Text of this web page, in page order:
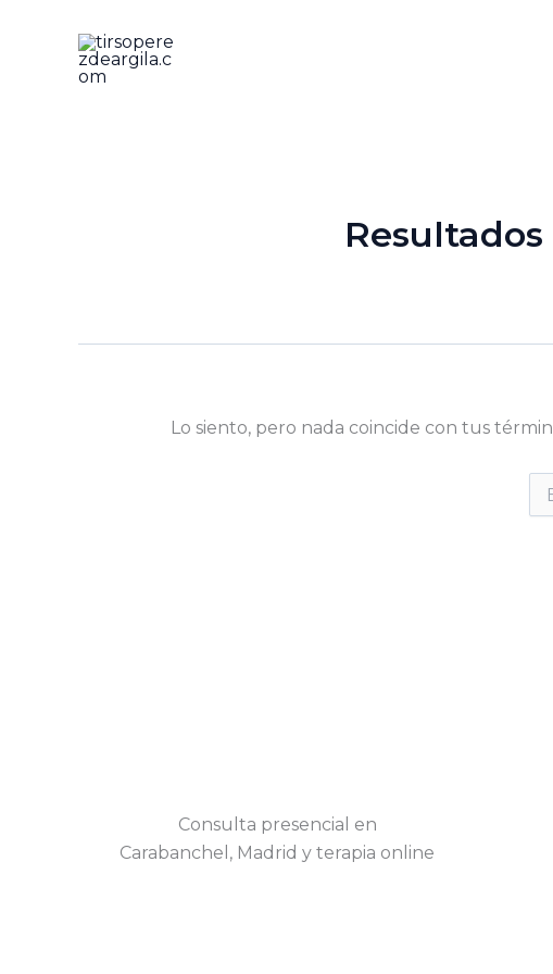
contenido
Lo siento, pero nada coincide con tus
Consulta presencial en
Carabanchel, Madrid y terapia online